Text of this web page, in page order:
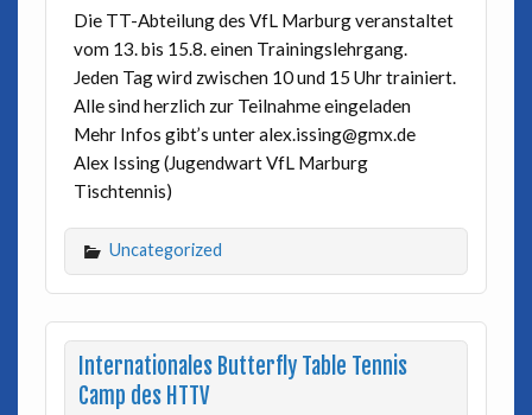
Die TT-Abteilung des VfL Marburg veranstaltet
vom 13. bis 15.8. einen Trainingslehrgang.
Jeden Tag wird zwischen 10 und 15 Uhr trainiert.
Alle sind herzlich zur Teilnahme eingeladen
Mehr Infos gibt’s unter alex.issing@gmx.de
Alex Issing (Jugendwart VfL Marburg
Tischtennis)
Uncategorized
Internationales Butterfly Table Tennis
Camp des HTTV